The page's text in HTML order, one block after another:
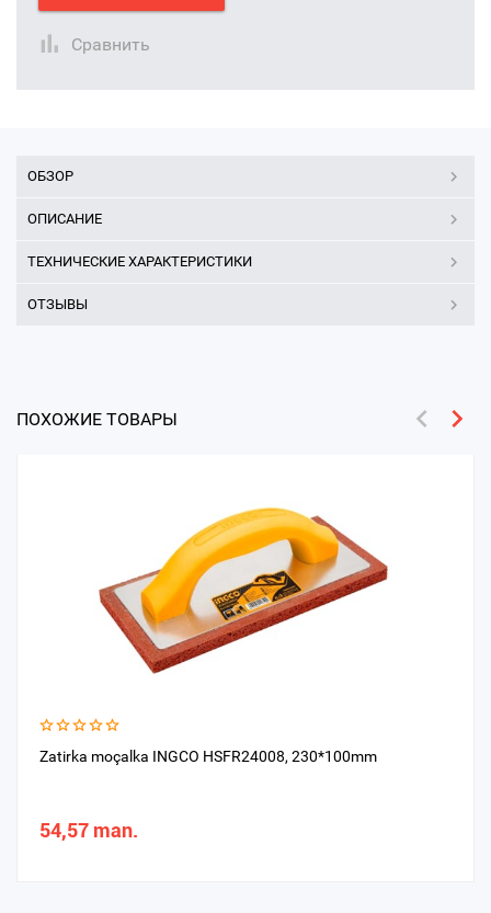
Сравнить
ОБЗОР
ОПИСАНИЕ
ТЕХНИЧЕСКИЕ ХАРАКТЕРИСТИКИ
ОТЗЫВЫ
ПОХОЖИЕ ТОВАРЫ
Zatirka moçalka INGCO HSFR24008, 230*100mm
54,57 man.